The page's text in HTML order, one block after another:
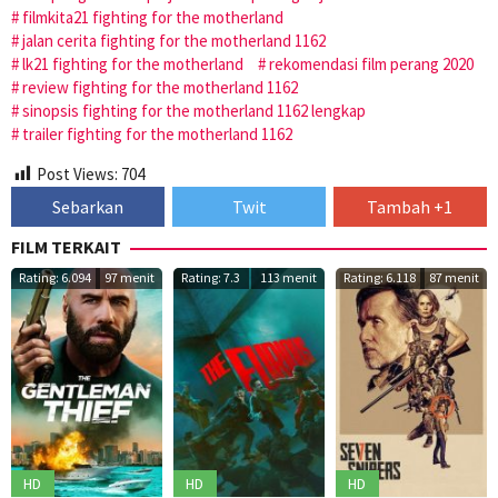
filmkita21 fighting for the motherland
jalan cerita fighting for the motherland 1162
lk21 fighting for the motherland
rekomendasi film perang 2020
review fighting for the motherland 1162
sinopsis fighting for the motherland 1162 lengkap
trailer fighting for the motherland 1162
Post Views: 704
Sebarkan Twit
Tambah +1
FILM TERKAIT
Rating: 6.094 97 menit
HD
Rating: 7.3 113 menit
HD
Rating: 6.118 87 menit
HD